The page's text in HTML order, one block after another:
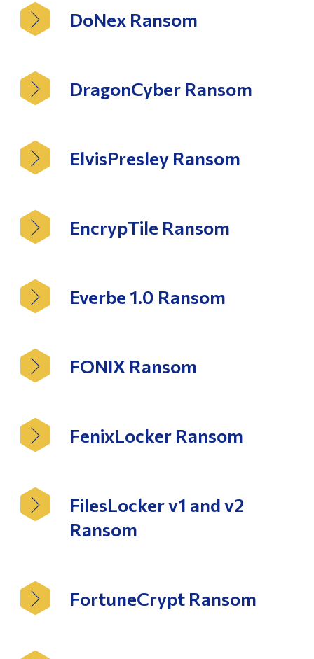
DoNex Ransom
DragonCyber Ransom
ElvisPresley Ransom
EncrypTile Ransom
Everbe 1.0 Ransom
FONIX Ransom
FenixLocker Ransom
FilesLocker v1 and v2
Ransom
FortuneCrypt Ransom